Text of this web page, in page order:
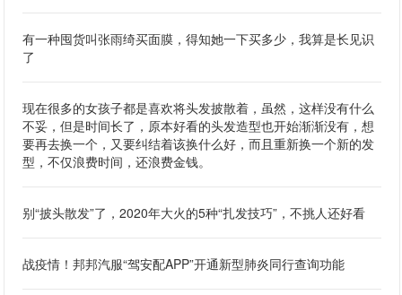
有一种囤货叫张雨绮买面膜，得知她一下买多少，我算是长见识
了
现在很多的女孩子都是喜欢将头发披散着，虽然，这样没有什么
不妥，但是时间长了，原本好看的头发造型也开始渐渐没有，想
要再去换一个，又要纠结着该换什么好，而且重新换一个新的发
型，不仅浪费时间，还浪费金钱。
别“披头散发”了，2020年大火的5种“扎发技巧”，不挑人还好看
战疫情！邦邦汽服“驾安配APP”开通新型肺炎同行查询功能